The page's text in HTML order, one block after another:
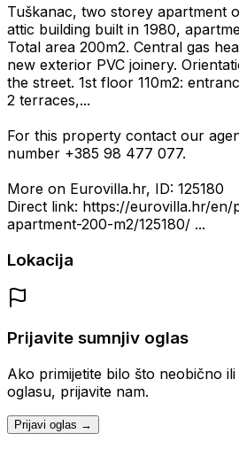
Tuškanac, two storey apartment
attic building built in 1980,
Total area 200m2. Central gas
new exterior PVC joinery.
the street. 1st floor 110m2:
2 terraces,...
For this property contact our
number +385 98 477 077.
More on Eurovilla.hr, ID: 125180
Direct link: https://eurovilla.hr/
apartment-200-m2/125180/ ...
Lokacija
Prijavite sumnjiv oglas
Ako primijetite bilo što neobično
oglasu, prijavite nam.
Prijavi oglas →